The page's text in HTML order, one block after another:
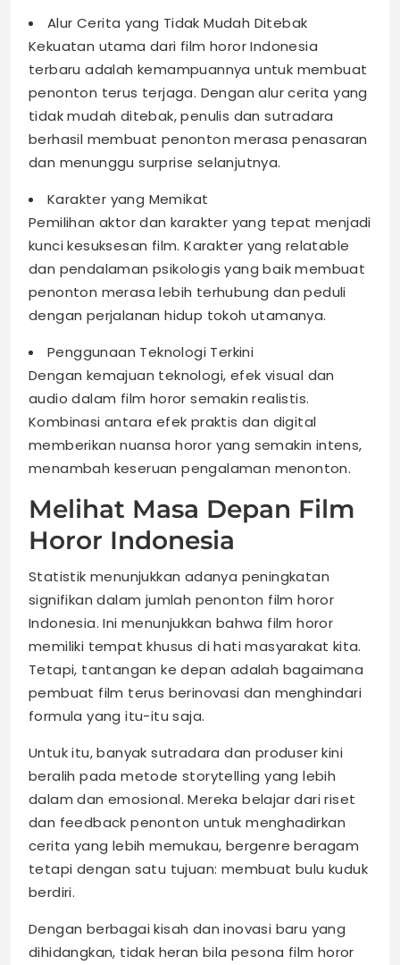
Alur Cerita yang Tidak Mudah Ditebak
Kekuatan utama dari film horor Indonesia
terbaru adalah kemampuannya untuk membuat
penonton terus terjaga. Dengan alur cerita yang
tidak mudah ditebak, penulis dan sutradara
berhasil membuat penonton merasa penasaran
dan menunggu surprise selanjutnya.
Karakter yang Memikat
Pemilihan aktor dan karakter yang tepat menjadi
kunci kesuksesan film. Karakter yang relatable
dan pendalaman psikologis yang baik membuat
penonton merasa lebih terhubung dan peduli
dengan perjalanan hidup tokoh utamanya.
Penggunaan Teknologi Terkini
Dengan kemajuan teknologi, efek visual dan
audio dalam film horor semakin realistis.
Kombinasi antara efek praktis dan digital
memberikan nuansa horor yang semakin intens,
menambah keseruan pengalaman menonton.
Melihat Masa Depan Film
Horor Indonesia
Statistik menunjukkan adanya peningkatan
signifikan dalam jumlah penonton film horor
Indonesia. Ini menunjukkan bahwa film horor
memiliki tempat khusus di hati masyarakat kita.
Tetapi, tantangan ke depan adalah bagaimana
pembuat film terus berinovasi dan menghindari
formula yang itu-itu saja.
Untuk itu, banyak sutradara dan produser kini
beralih pada metode storytelling yang lebih
dalam dan emosional. Mereka belajar dari riset
dan feedback penonton untuk menghadirkan
cerita yang lebih memukau, bergenre beragam
tetapi dengan satu tujuan: membuat bulu kuduk
berdiri.
Dengan berbagai kisah dan inovasi baru yang
dihidangkan, tidak heran bila pesona film horor